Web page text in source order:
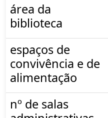
área da
biblioteca
espaços de
convivência e de
alimentação
nº de salas